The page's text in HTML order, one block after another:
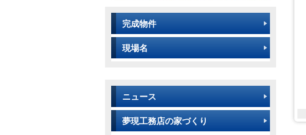
完成物件
現場名
ニュース
夢現工務店の家づくり